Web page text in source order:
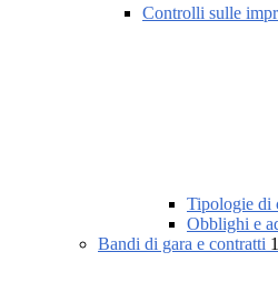
Controlli sulle
Tipologie di
Obblighi e
Bandi di gara e contratti